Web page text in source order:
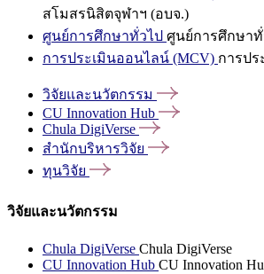
สโมสรนิสิตจุฬาฯ (อบจ.)
ศูนย์การศึกษาทั่วไป ศูนย์การศึกษาทั่
การประเมินออนไลน์ (MCV) การปร
วิจัยและนวัตกรรม
CU Innovation Hub
Chula DigiVerse
สำนักบริหารวิจัย
ทุนวิจัย
วิจัยและนวัตกรรม
Chula DigiVerse Chula DigiVerse
CU Innovation Hub CU Innovation